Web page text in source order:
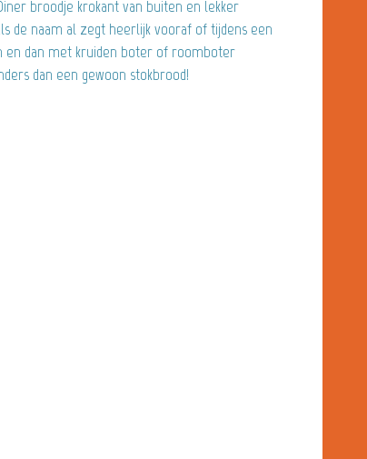
broodje krokant van buiten en lekker
de naam al zegt heerlijk vooraf of tijdens een
en dan met kruiden boter of roomboter
dan een gewoon stokbrood!